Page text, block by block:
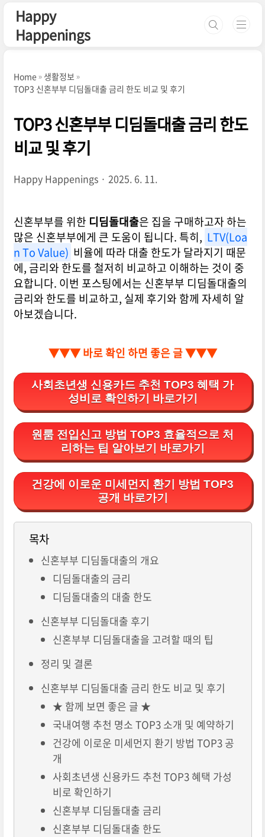
Happy
Happenings
Home
생활정보
TOP3 신혼부부 디딤돌대출 금리 한도 비교 및 후기
TOP3 신혼부부 디딤돌대출 금리 한도
비교 및 후기
Happy Happenings 2025. 6. 11.
신혼부부를 위한 디딤돌대출은 집을 구매하고자 하는
많은 신혼부부에게 큰 도움이 됩니다. 특히, LTV(Loa
n To Value) 비율에 따라 대출 한도가 달라지기 때문
에, 금리와 한도를 철저히 비교하고 이해하는 것이 중
요합니다. 이번 포스팅에서는 신혼부부 디딤돌대출의
금리와 한도를 비교하고, 실제 후기와 함께 자세히 알
아보겠습니다.
▼▼▼ 바로 확인 하면 좋은 글 ▼▼▼
사회초년생 신용카드 추천 TOP3 혜택 가
성비로 확인하기 바로가기
원룸 전입신고 방법 TOP3 효율적으로 처
리하는 팁 알아보기 바로가기
건강에 이로운 미세먼지 환기 방법 TOP3
공개 바로가기
목차
신혼부부 디딤돌대출의 개요
디딤돌대출의 금리
디딤돌대출의 대출 한도
신혼부부 디딤돌대출 후기
신혼부부 디딤돌대출을 고려할 때의 팁
정리 및 결론
신혼부부 디딤돌대출 금리 한도 비교 및 후기
★ 함께 보면 좋은 글 ★
국내여행 추천 명소 TOP3 소개 및 예약하기
건강에 이로운 미세먼지 환기 방법 TOP3 공
개
사회초년생 신용카드 추천 TOP3 혜택 가성
비로 확인하기
신혼부부 디딤돌대출 금리
신혼부부 디딤돌대출 한도